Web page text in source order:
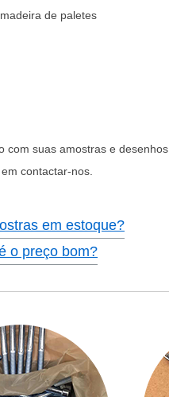
de paletes
com suas amostras e desenhos
contactar-nos.
em estoque?
o preço bom?